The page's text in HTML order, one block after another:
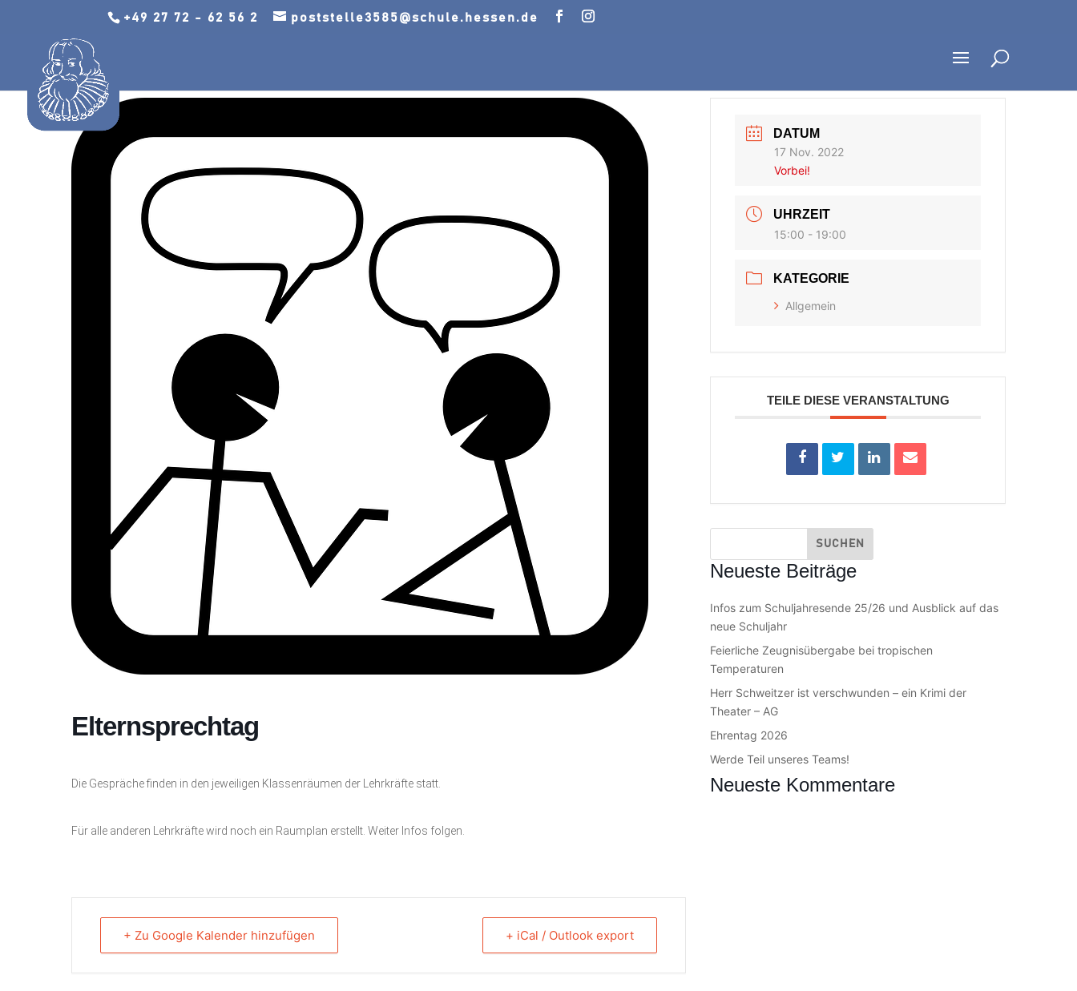
+49 27 72 - 62 56 2 poststelle3585@schule.hessen.de
Elternsprechtag
Die Gespräche finden in den jeweiligen Klassenräumen der Lehrkräfte statt.
Für alle anderen Lehrkräfte wird noch ein Raumplan erstellt. Weiter Infos folgen.
+ Zu Google Kalender hinzufügen + iCal / Outlook export
DATUM
17 Nov. 2022
Vorbei!
UHRZEIT
15:00 - 19:00
KATEGORIE
Allgemein
TEILE DIESE VERANSTALTUNG
Neueste Beiträge
Infos zum Schuljahresende 25/26 und Ausblick auf das
neue Schuljahr
Feierliche Zeugnisübergabe bei tropischen
Temperaturen
Herr Schweitzer ist verschwunden – ein Krimi der
Theater – AG
Ehrentag 2026
Werde Teil unseres Teams!
Neueste Kommentare